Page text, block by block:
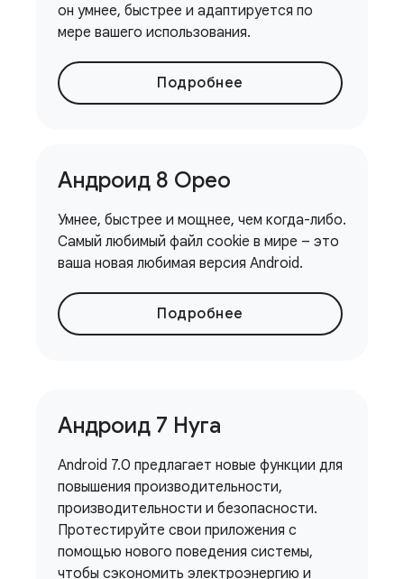
он умнее, быстрее и адаптируется по
мере вашего использования.
Подробнее
Андроид 8 Орео
Умнее, быстрее и мощнее, чем когда-либо.
Самый любимый файл cookie в мире – это
ваша новая любимая версия Android.
Подробнее
Андроид 7 Нуга
Android 7.0 предлагает новые функции для
повышения производительности,
производительности и безопасности.
Протестируйте свои приложения с
помощью нового поведения системы,
чтобы сэкономить электроэнергию и